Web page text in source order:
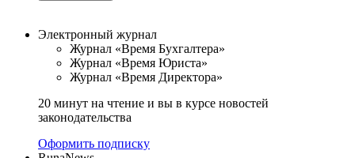
Электронный журнал
Журнал «Время Бухгалтера»
Журнал «Время Юриста»
Журнал «Время Директора»
20 минут на чтение и вы в курсе новостей
законодательства
Оформить подписку